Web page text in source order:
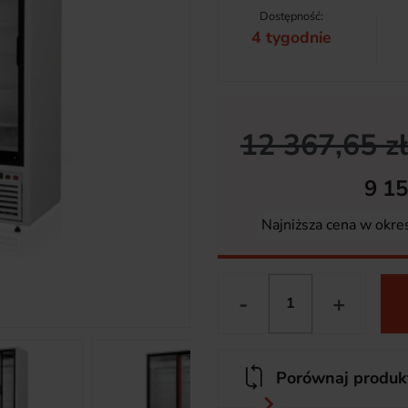
Dostępność:
4 tygodnie
12 367,65 zł
9
Najniższa cena w
- +
Porównaj